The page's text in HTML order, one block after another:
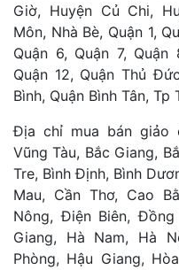
Giờ, Huyện Củ Chi,
Môn, Nhà Bè, Quận 1,
Quận 6, Quận 7, Quận
Quận 12, Quận Thủ
Bình, Quận Bình Tân, Tp
Địa chỉ mua bán giảo
Vũng Tàu, Bắc Giang,
Tre, Bình Định, Bình
Mau, Cần Thơ, Cao
Nông, Điện Biên,
Giang, Hà Nam, Hà
Phòng, Hậu Giang,